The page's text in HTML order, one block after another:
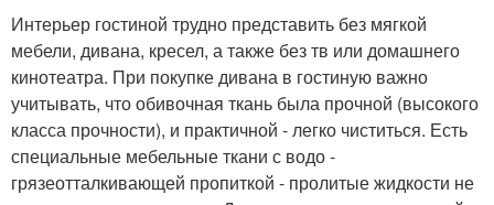
Интерьер гостиной трудно представить без мягкой
мебели, дивана, кресел, а также без тв или домашнего
кинотеатра. При покупке дивана в гостиную важно
учитывать, что обивочная ткань была прочной (высокого
класса прочности), и практичной - легко чиститься. Есть
специальные мебельные ткани с водо -
грязеотталкивающей пропиткой - пролитые жидкости не